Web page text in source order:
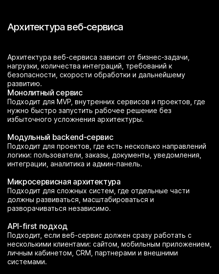
Архитектура веб-сервиса
Архитектура веб-сервиса зависит от бизнес-задачи,
нагрузки, количества интеграций, требований к
безопасности, скорости обработки и дальнейшему
развитию.
Монолитный сервис
Подходит для MVP, внутренних сервисов и проектов, где
нужно быстро запустить рабочее решение без
избыточного усложнения архитектуры.
Модульный backend-сервис
Подходит для проектов, где есть несколько направлений
логики: пользователи, заказы, документы, уведомления,
интеграции, аналитика и админ-панель.
Микросервисная архитектура
Подходит для сложных систем, где отдельные части
должны развиваться, масштабироваться и
разворачиваться независимо.
API-first подход
Подходит, если веб-сервис должен сразу работать с
несколькими клиентами: сайтом, мобильным приложением,
личным кабинетом, CRM, партнерами и внешними
системами.